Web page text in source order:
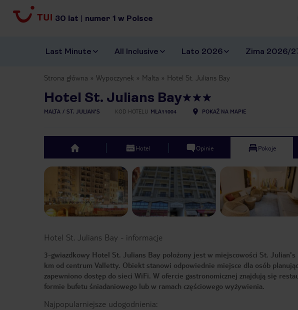
30 lat | numer 1 w Polsce
Last Minute All Inclusive Lato 2026 Zima 2026/
Strona główna Wypoczynek Malta Hotel St. Julians Bay
Hotel St. Julians Bay
MALTA ST. JULIAN'S KOD HOTELU MLA11004 POKAŻ NA MAPIE
top Hotel Opinie Pokoje
Previous slide
Hotel St. Julians Bay - informacje
3-gwiazdkowy Hotel St. Julians Bay położony jest w miejscowości St.
km od centrum Valletty. Obiekt stanowi odpowiednie miejsce dla osób
zapewniono dostęp do sieci WiFi. W ofercie gastronomicznej znajdują się
formie bufetu śniadaniowego lub w ramach częściowego wyżywienia.
Najpopularniejsze udogodnienia: